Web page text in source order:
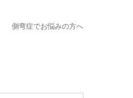
側弯症でお悩みの方へ